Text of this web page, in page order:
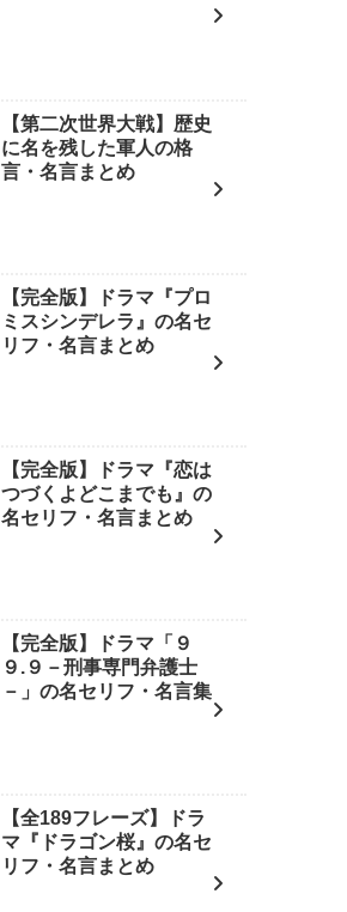
【第二次世界大戦】歴史
に名を残した軍人の格
言・名言まとめ
【完全版】ドラマ『プロ
ミスシンデレラ』の名セ
リフ・名言まとめ
【完全版】ドラマ『恋は
つづくよどこまでも』の
名セリフ・名言まとめ
【完全版】ドラマ「９
９.９－刑事専門弁護士
－」の名セリフ・名言集
【全189フレーズ】ドラ
マ『ドラゴン桜』の名セ
リフ・名言まとめ